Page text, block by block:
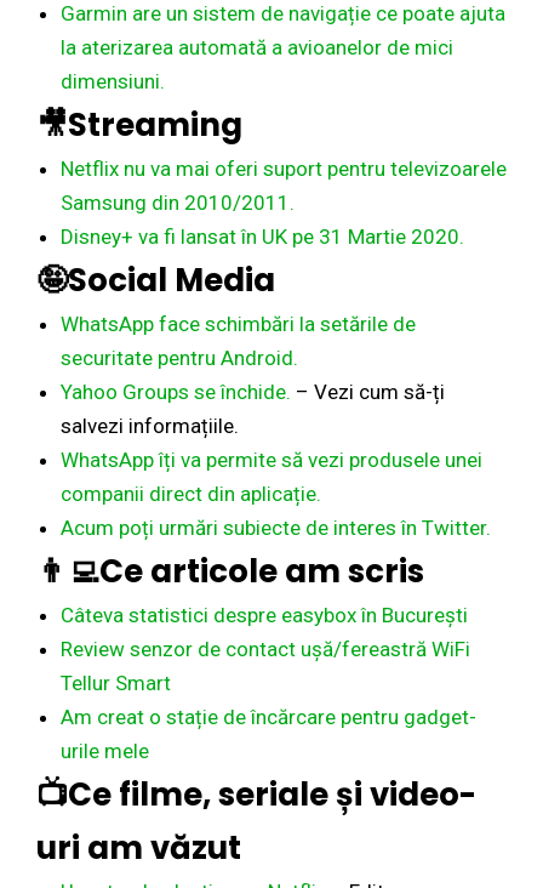
Garmin are un sistem de navigație ce poate ajuta
la aterizarea automată a avioanelor de mici
dimensiuni.
🎥Streaming
Netflix nu va mai oferi suport pentru televizoarele
Samsung din 2010/2011.
Disney+ va fi lansat în UK pe 31 Martie 2020.
🤪Social Media
WhatsApp face schimbări la setările de
securitate pentru Android.
Yahoo Groups se închide. – Vezi cum să-ți
salvezi informațiile.
WhatsApp îți va permite să vezi produsele unei
companii direct din aplicație.
Acum poți urmări subiecte de interes în Twitter.
‍👨‍💻Ce articole am scris
Câteva statistici despre easybox în București
Review senzor de contact ușă/fereastră WiFi
Tellur Smart
Am creat o stație de încărcare pentru gadget-
urile mele
📺Ce filme, seriale și video-
uri am văzut